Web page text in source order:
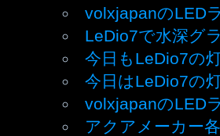
volxjapanのLED
LeDio7で水深グ
今日もLeDio7の
今日はLeDio7の
volxjapanのLED
アクアメーカー